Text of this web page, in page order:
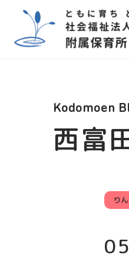
西富
Kodomoen
り